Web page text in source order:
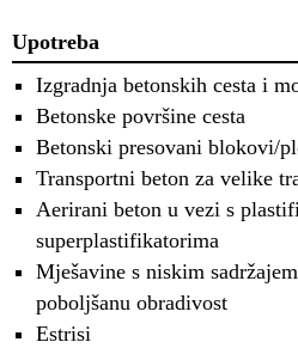
Upotreba
Izgradnja betonskih cesta i
Betonske površine cesta
Betonski presovani blokovi/
Transportni beton za velike
Aerirani beton u vezi s
superplastifikatorima
Mješavine s niskim
poboljšanu obradivost
Estrisi